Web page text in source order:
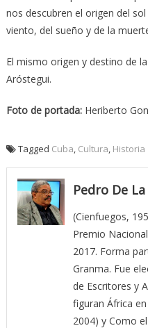
nos descubren el origen del
viento, del sueño y de la
El mismo origen y destino de
Aróstegui.
Foto de portada:Heriberto
Tagged Cuba Cultura Historia
Pedro De
(Cienfuegos,
Premio
2017. Forma
Granma. Fue
de Escritores y
figuran África
2004) y Como